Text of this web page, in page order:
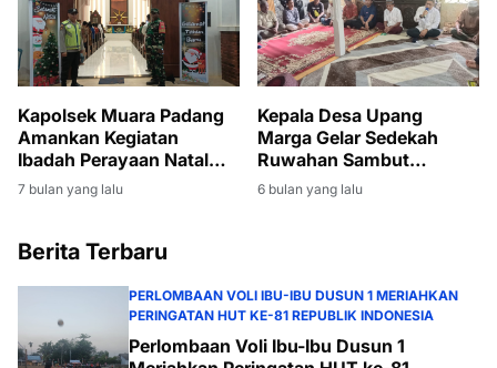
Kapolsek Muara Padang
Amankan Kegiatan
Ibadah Perayaan Natal
Tahun 2025
7 bulan yang lalu
Kepala Desa Upang
Marga Gelar Sedekah
Ruwahan Sambut
Ramadan 1447 H
6 bulan yang lalu
Berita Terbaru
PERLOMBAAN VOLI IBU-IBU DUSUN 1 MERIAHKAN
PERINGATAN HUT KE-81 REPUBLIK INDONESIA
Perlombaan Voli Ibu-Ibu Dusun 1